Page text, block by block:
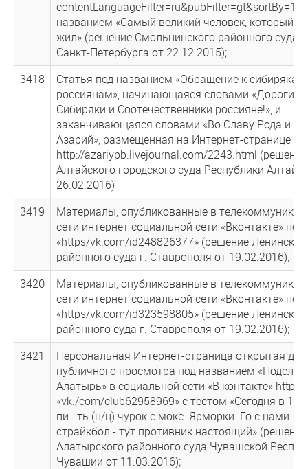
названием «Самый великий человек, который
жил» (решение Смольнинского районного суда
Санкт-Петербурга от 22.12.2015);
3418
Статья под названием «Обращение к
россиянам», начинающаяся словами «Дорогие
Сибиряки и Соотечественники россияне!», и
заканчивающаяся словами «Во Славу Рода и
Азарий», размещенная на Интернет-странице
http://azariypb.livejournal.com/2243.html
Алтайского городского суда Республики Алтай
26.02.2016)
3419
Материалы, опубликованные в
сети интернет социальной сети «Вконтакте» по
«https/vk.com/id248826377» (решение
районного суда г. Ставрополя от 19.02.2016);
3420
Материалы, опубликованные в
сети интернет социальной сети «Вконтакте» по
«https/vk.com/id323598805» (решение
районного суда г. Ставрополя от 19.02.2016);
3421
Персональная Интернет-страница открытая для
публичного просмотра под названием
Алатырь» в социальной сети «В контакте» http-
«vk./com/club62958969» с тестом «Сегодня в
пи...ть (н/ц) чурок с мокс. Ярморки. Го с нами.
страйкбол - тут противник настоящий» (решение
Алатырского районного суда Чувашской
Чувашии от 11.03.2016);